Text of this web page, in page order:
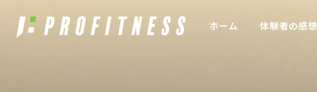
ホーム 体験者の感想